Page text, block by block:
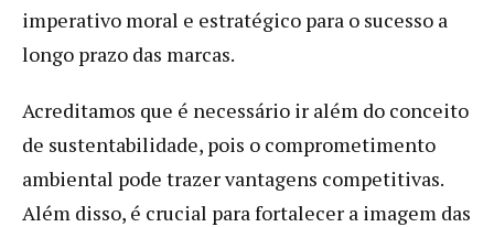
imperativo moral e estratégico para o sucesso a
longo prazo das marcas.
Acreditamos que é necessário ir além do conceito
de sustentabilidade, pois o comprometimento
ambiental pode trazer vantagens competitivas.
Além disso, é crucial para fortalecer a imagem das